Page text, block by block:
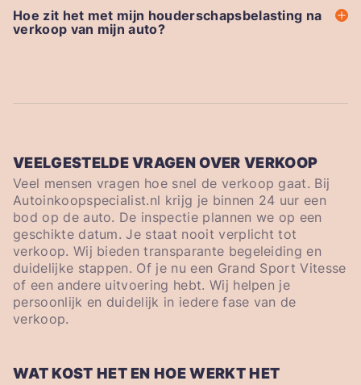
Hoe zit het met mijn houderschapsbelasting na
verkoop van mijn auto?
VEELGESTELDE VRAGEN OVER VERKOOP
Veel mensen vragen hoe snel de verkoop gaat. Bij
Autoinkoopspecialist.nl krijg je binnen 24 uur een
bod op de auto. De inspectie plannen we op een
geschikte datum. Je staat nooit verplicht tot
verkoop. Wij bieden transparante begeleiding en
duidelijke stappen. Of je nu een Grand Sport Vitesse
of een andere uitvoering hebt. Wij helpen je
persoonlijk en duidelijk in iedere fase van de
verkoop.
WAT KOST HET EN HOE WERKT HET